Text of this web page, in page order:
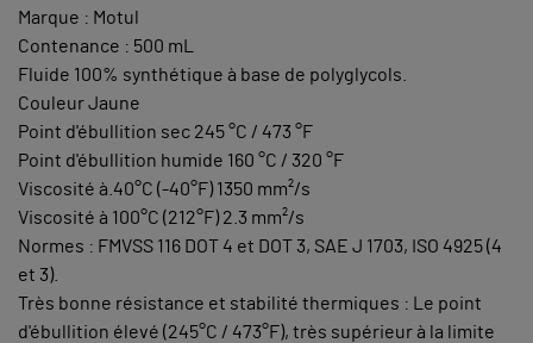
Marque : Motul
Contenance : 500 mL
Fluide 100% synthétique à base de polyglycols.
Couleur Jaune
Point d'ébullition sec 245 °C / 473 °F
Point d'ébullition humide 160 °C / 320 °F
Viscosité à.40°C (-40°F) 1350 mm²/s
Viscosité à 100°C (212°F) 2.3 mm²/s
Normes : FMVSS 116 DOT 4 et DOT 3, SAE J 1703, ISO 4925 (4
et 3).
Très bonne résistance et stabilité thermiques : Le point
d'ébullition élevé (245°C / 473°F), très supérieur à la limite